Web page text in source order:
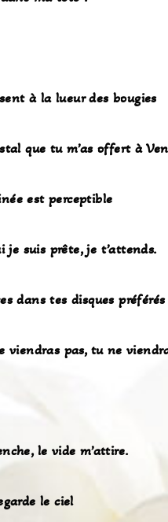
à la lueur des bougies
que tu m’as offert à
est perceptible
je suis prête, je t’attends.
dans tes disques préférés
viendras pas, tu ne
le vide m’attire.
le ciel